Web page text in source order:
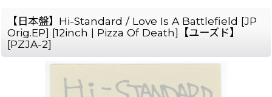
【日本盤】Hi-Standard / Love Is A Battlefield [JP
Orig.EP] [12inch | Pizza Of Death]【ユーズド】
[PZJA-2]